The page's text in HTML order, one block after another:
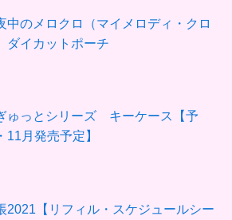
中のメロクロ（マイメロディ・クロ
ダイカットポーチ
ゅっとシリーズ キーケース【予
11月発売予定】
2021【リフィル・スケジュールシー